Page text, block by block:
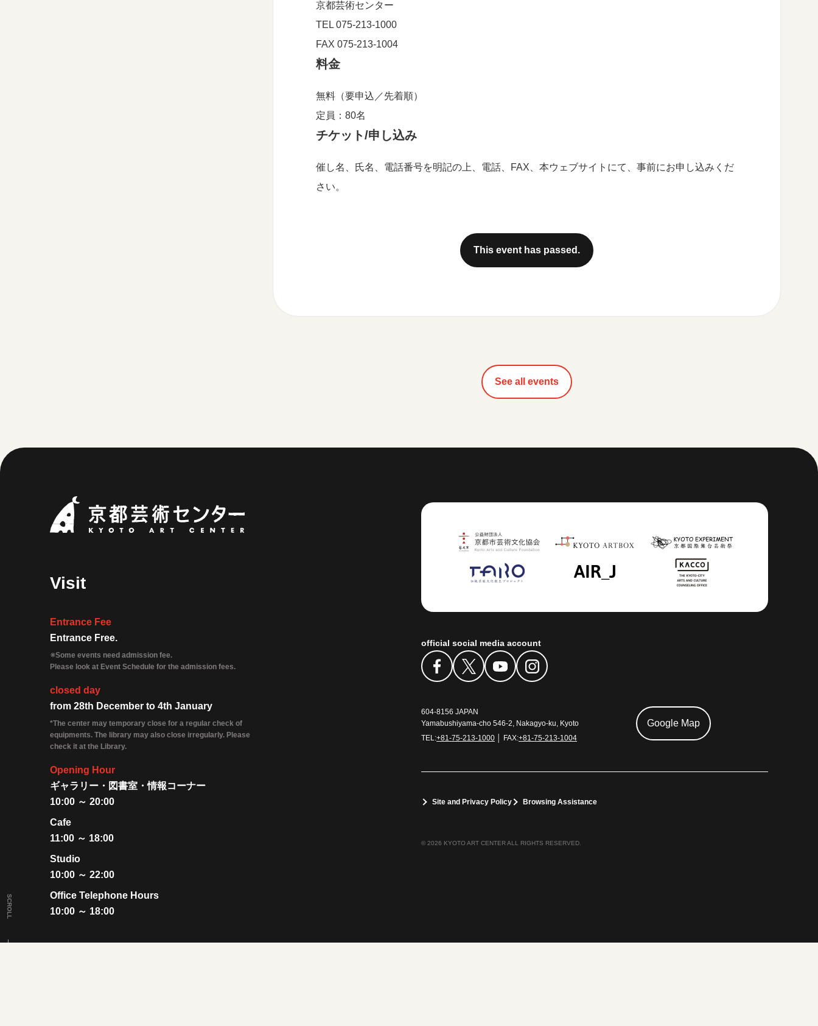
SCROLL
京都芸術センター
TEL 075-213-1000
FAX 075-213-1004
料金
無料（要申込／先着順）
定員：80名
チケット/申し込み
催し名、氏名、電話番号を明記の上、電話、FAX、本ウェブサイトにて、事前にお申し込みくだ
さい。
This event has passed.
See all events
Visit
Entrance Fee
Entrance Free.
※Some events need admission fee.
Please look at Event Schedule for the admission fees.
closed day
from 28th December to 4th January
*The center may temporary close for a regular check of
equipments. The library may also close irregularly. Please
check it at the Library.
Opening Hour
ギャラリー・図書室・情報コーナー
10:00 ～ 20:00
Cafe
11:00 ～ 18:00
Studio
10:00 ～ 22:00
Office Telephone Hours
10:00 ～ 18:00
official social media account
604-8156 JAPAN
Yamabushiyama-cho 546-2, Nakagyo-ku, Kyoto
TEL:+81-75-213-1000 │ FAX:+81-75-213-1004
Google Map
Site and Privacy Policy Browsing Assistance
© 2026 KYOTO ART CENTER ALL RIGHTS RESERVED.